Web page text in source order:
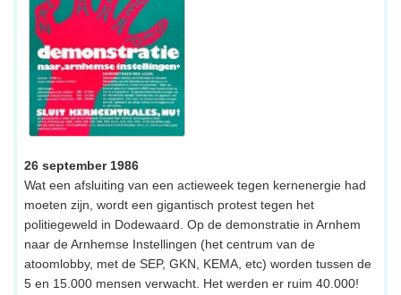
26 september 1986
Wat een afsluiting van een actieweek tegen kernenergie had
moeten zijn, wordt een gigantisch protest tegen het
politiegeweld in Dodewaard. Op de demonstratie in Arnhem
naar de Arnhemse Instellingen (het centrum van de
atoomlobby, met de SEP, GKN, KEMA, etc) worden tussen de
5 en 15.000 mensen verwacht. Het werden er ruim 40.000!